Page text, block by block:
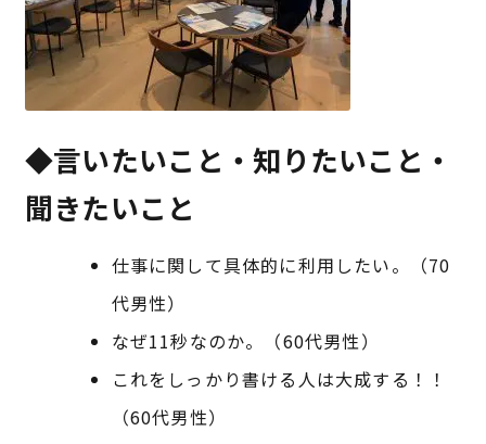
◆言いたいこと・知りたいこと・
聞きたいこと
仕事に関して具体的に利用したい。（70
代男性）
なぜ11秒なのか。（60代男性）
これをしっかり書ける人は大成する！！
（60代男性）